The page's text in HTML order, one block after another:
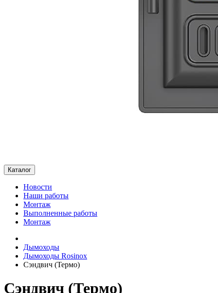
Каталог
Новости
Наши работы
Монтаж
Выполненные работы
Монтаж
Дымоходы
Дымоходы Rosinox
Сэндвич (Термо)
Сэндвич (Термо)